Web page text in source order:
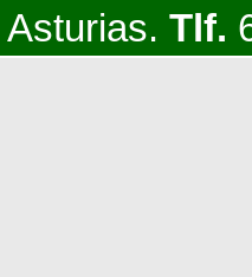
Tlf.